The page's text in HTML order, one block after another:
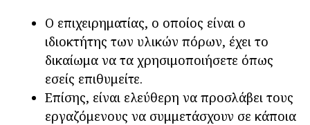
Ο επιχειρηματίας, ο οποίος είναι ο
ιδιοκτήτης των υλικών πόρων, έχει το
δικαίωμα να τα χρησιμοποιήσετε όπως
εσείς επιθυμείτε.
Επίσης, είναι ελεύθερη να προσλάβει τους
εργαζόμενους να συμμετάσχουν σε κάποια